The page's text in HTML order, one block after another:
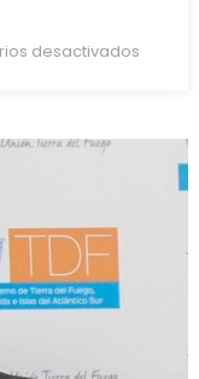
desactivadosen
policía